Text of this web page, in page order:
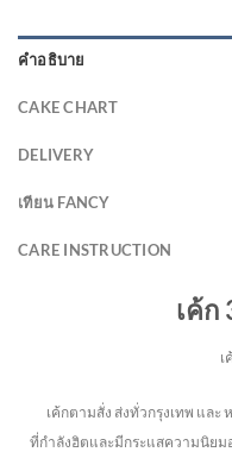
คำอธิบาย
CAKE CHART
DELIVERY
เทียน FANCY
CARE INSTRUCTION
เค้ก
เ
เค้กตามสั่ง ส่งทั่วกรุงเทพ และ
ที่กำลังฮิตและมีกระแสความนิย